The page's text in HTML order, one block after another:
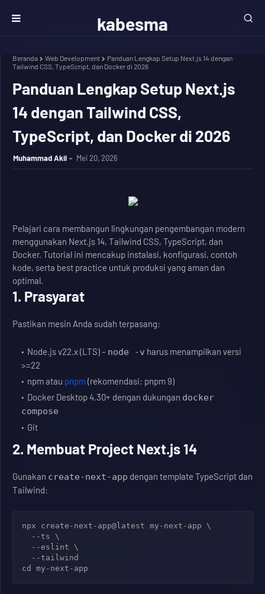
kabesma
Beranda Web Development
Panduan Lengkap Setup Next.js 14 dengan
Tailwind CSS, TypeScript, dan Docker di 2026
Panduan Lengkap Setup Next.js
14 dengan Tailwind CSS,
TypeScript, dan Docker di 2026
Muhammad Akil Mei 20, 2026
Pelajari cara membangun lingkungan pengembangan modern
menggunakan Next.js 14, Tailwind CSS, TypeScript, dan
Docker. Tutorial ini mencakup instalasi, konfigurasi, contoh
kode, serta best practice untuk produksi yang aman dan
optimal.
1. Prasyarat
Pastikan mesin Anda sudah terpasang:
Node.js v22.x (LTS) – node -v harus menampilkan versi
>=22
npm atau pnpm(rekomendasi: pnpm 9)
Docker Desktop 4.30+ dengan dukungan docker
compose
Git
2. Membuat Project Next.js 14
Gunakan create-next-app dengan template TypeScript dan
Tailwind:
npx create-next-app@latest my-next-app \
cd my-next-app